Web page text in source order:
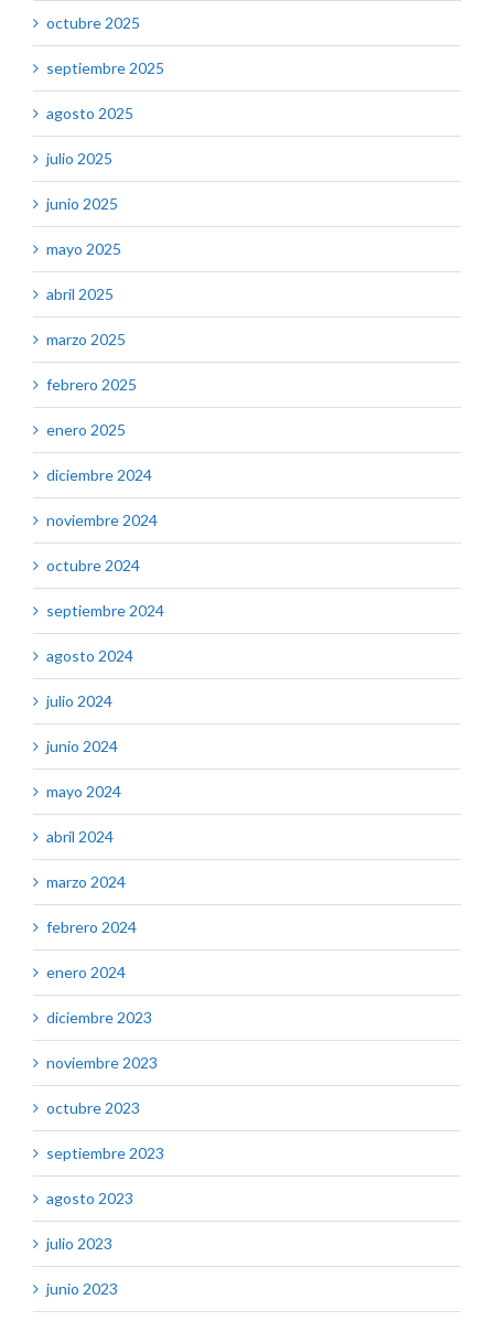
octubre 2025
septiembre 2025
agosto 2025
julio 2025
junio 2025
mayo 2025
abril 2025
marzo 2025
febrero 2025
enero 2025
diciembre 2024
noviembre 2024
octubre 2024
septiembre 2024
agosto 2024
julio 2024
junio 2024
mayo 2024
abril 2024
marzo 2024
febrero 2024
enero 2024
diciembre 2023
noviembre 2023
octubre 2023
septiembre 2023
agosto 2023
julio 2023
junio 2023